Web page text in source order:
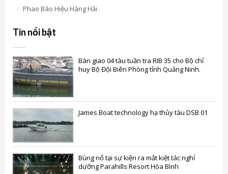
Phao Báo Hiệu Hàng Hải
Tin nổi bật
Bàn giao 04 tàu tuần tra RIB 35 cho Bộ chỉ
huy Bộ Đội Biên Phòng tỉnh Quảng Ninh.
James Boat technology hạ thủy tàu DSB 01
Bùng nổ tại sự kiện ra mắt kiệt tác nghỉ
dưỡng Parahills Resort Hòa Bình